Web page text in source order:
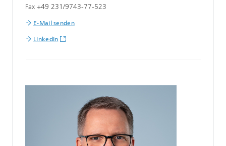
Fax +49 231/9743-77-523
E-Mail senden
LinkedIn